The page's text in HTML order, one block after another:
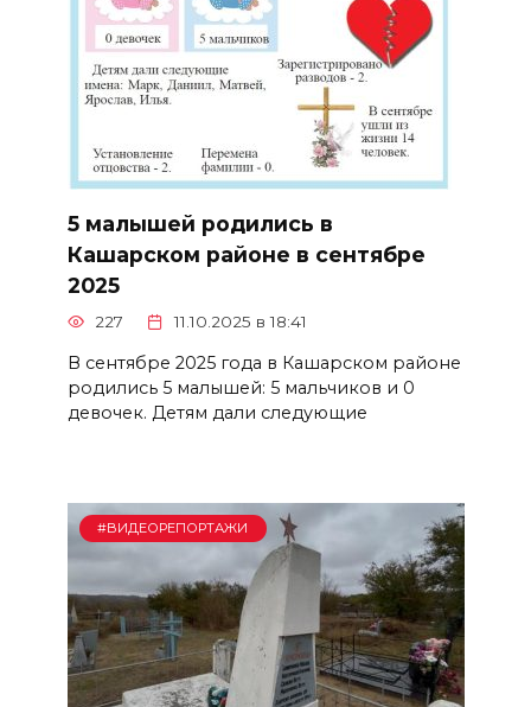
5 малышей родились в
Кашарском районе в сентябре
2025
227 11.10.2025 в 18:41
В сентябре 2025 года в Кашарском районе
родились 5 малышей: 5 мальчиков и 0
девочек. Детям дали следующие
#ВИДЕОРЕПОРТАЖИ